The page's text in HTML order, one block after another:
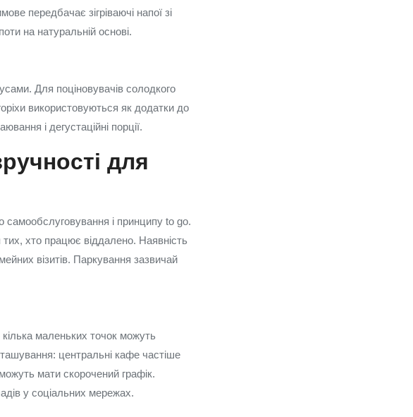
передбачає зігріваючі напої зі
на натуральній основі.
Для поціновувачів солодкого
використовуються як додатки до
і дегустаційні порції.
для
самообслуговування і принципу to go.
хто працює віддалено. Наявність
візитів. Паркування зазвичай
маленьких точок можуть
центральні кафе частіше
мати скорочений графік.
у соціальних мережах.